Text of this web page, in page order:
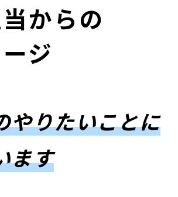
からの
ジ
やりたいことに
ます